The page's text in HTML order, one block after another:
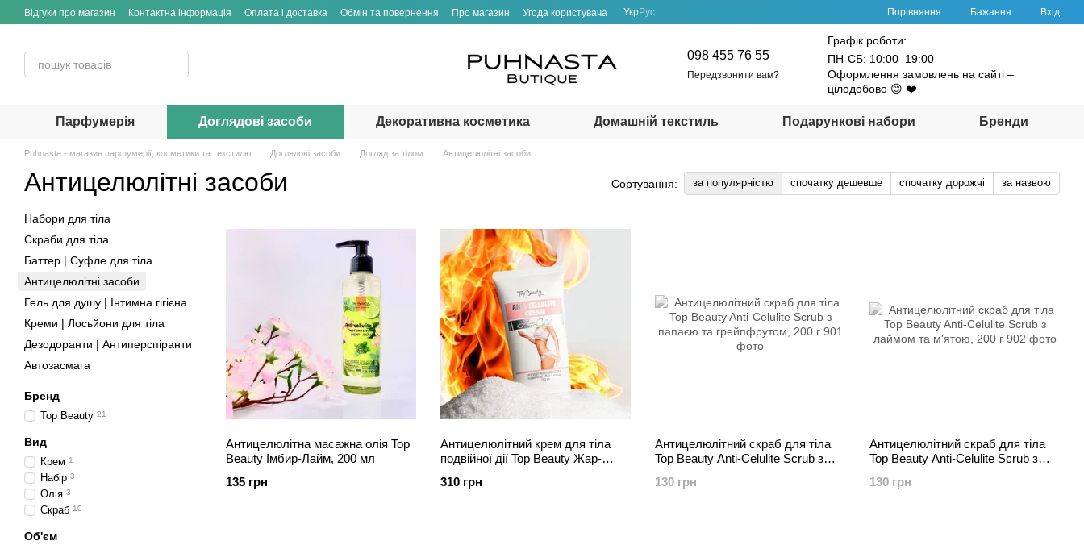
Перейти до основного контенту
Відгуки про магазин Контактна інформація Оплата і доставка Обмін та повернення Про магазин Угода користувача УкрРус Порівняння Бажання Вхід
098 455 76 55
Передзвонити вам?
Графік роботи:
ПН-СБ: 10:00–19:00
Оформлення замовлень на сайті –
цілодобово 😊 ❤️
Парфумерія Доглядові засоби Декоративна косметика Домашній текстиль Подарункові набори Бренди
Puhnasta - магазин парфумерії, косметики та текстилю Доглядові засоби Догляд за тілом Антицелюлітні засоби
Антицелюлітні засоби Сортування: за популярністю спочатку дешевше спочатку дорожчі за назвою
Антицелюлітна масажна олія Top
Beauty Імбир-Лайм, 200 мл
135 грн
Антицелюлітний крем для тіла
подвійної дії Top Beauty Жар-
310 грн
Антицелюлітний скраб для тіла
Top Beauty Anti-Celulite Scrub з
130 грн
Антицелюлітний скраб для тіла
Top Beauty Anti-Celulite Scrub з
130 грн
Набори для тіла
Скраби для тіла
Баттер | Суфле для тіла
Антицелюлітні засоби
Гель для душу | Інтимна гігієна
Креми | Лосьйони для тіла
Дезодоранти | Антиперспіранти
Автозасмага
Бренд
Top Beauty 21
Вид
Крем 1
Набір 3
Олія 3
Скраб 10
Об'єм